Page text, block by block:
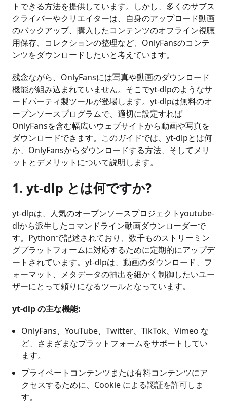
トできる方法を提供しています。しかし、多くのサブス
クライバーやクリエイターは、自身のアップロード動画
のバックアップ、購入したコンテンツのオフライン視聴
用保存、コレクションの整理など、OnlyFansのコンテ
ンツをダウンロードしたいと考えています。
残念ながら、OnlyFansには写真や動画のダウンロード
機能が組み込まれていません。そこでyt-dlpのようなサ
ードパーティ製ツールが登場します。yt-dlpは無料のオ
ープンソースプログラムで、適切に設定すれば
OnlyFansを含む幅広いウェブサイトから動画や写真を
ダウンロードできます。このガイドでは、yt-dlpとは何
か、OnlyFansからダウンロードする方法、そしてメリ
ットとデメリットについて説明します。
1. yt-dlp とは何ですか?
yt-dlpは、人気のオープンソースプロジェクトyoutube-
dlから派生したコマンドライン動画ダウンローダーで
す。Pythonで記述されており、数千ものストリーミン
グプラットフォームに対応するために定期的にアップデ
ートされています。yt-dlpは、動画のダウンロード、フ
ォーマット、メタデータの抽出を細かく制御したいユー
ザーにとって頼りになるツールとなっています。
yt-dlp の主な機能:
OnlyFans、YouTube、Twitter、TikTok、Vimeo な
ど、さまざまなプラットフォームをサポートしてい
ます。
プライベートコンテンツまたは有料コンテンツにア
クセスするために、Cookie による認証を許可しま
す。